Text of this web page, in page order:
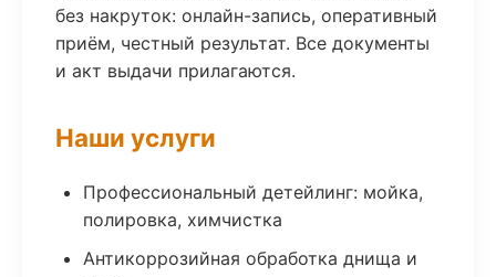
без накруток: онлайн-запись, оперативный
приём, честный результат. Все документы
и акт выдачи прилагаются.
Наши услуги
Профессиональный детейлинг: мойка,
полировка, химчистка
Антикоррозийная обработка днища и